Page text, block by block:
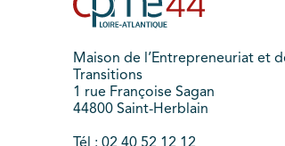
Maison de l’Entrepreneuriat et
Transitions
1 rue Françoise Sagan
44800 Saint-Herblain
Tél : 02 40 52 12 12